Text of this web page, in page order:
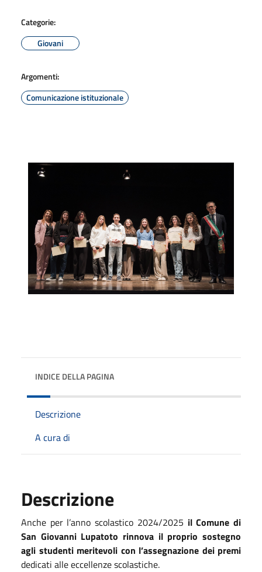
Categorie:
Giovani
Argomenti:
Comunicazione istituzionale
INDICE DELLA PAGINA
Descrizione
A cura di
Descrizione
Anche per l’anno scolastico 2024/2025 il Comune di
San Giovanni Lupatoto rinnova il proprio sostegno
agli studenti meritevoli con l’assegnazione dei premi
dedicati alle eccellenze scolastiche.